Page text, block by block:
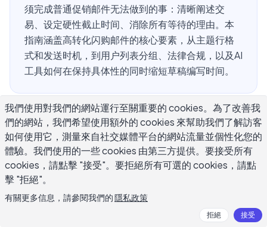
须完成普通促销邮件无法做到的事：清晰阐述交
易、设定硬性截止时间、消除所有等待的理由。本
指南涵盖高转化闪购邮件的核心要素，从主题行格
式和发送时机，到用户列表分组、法律合规，以及AI
工具如何在保持具体性的同时缩短草稿编写时间。
高效闪购邮件模板应该包含哪些要素来
驱动即时转化？
闪购邮件模板与标准促销通讯在一个关键方面存在差异：每
个要素都指向单一决策。没有辅助CTA按钮、没有产品走马
灯、也没有博客文章链接。邮件的任务是传达交易信息、确
我們使用對我們的網站運行至關重要的 cookies。為了改善我
們的網站，我們希望使用額外的 cookies 來幫助我們了解訪客
如何使用它，測量來自社交媒體平台的網站流量並個性化您的
體驗。我們使用的一些 cookies 由第三方提供。要接受所有
cookies，請點擊 "接受"。要拒絕所有可選的 cookies，請點
擊 "拒絕"。
有關更多信息，請參閱我們的隱私政策
拒絕 接受